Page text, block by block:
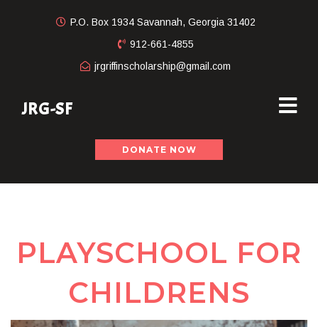
P.O. Box 1934 Savannah, Georgia 31402
912-661-4855
jrgriffinscholarship@gmail.com
JRG-SF
DONATE NOW
PLAYSCHOOL FOR
CHILDRENS